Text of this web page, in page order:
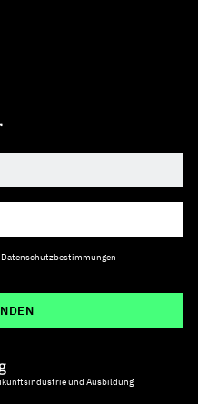
Datenschutzbestimmungen
und Ausbildung